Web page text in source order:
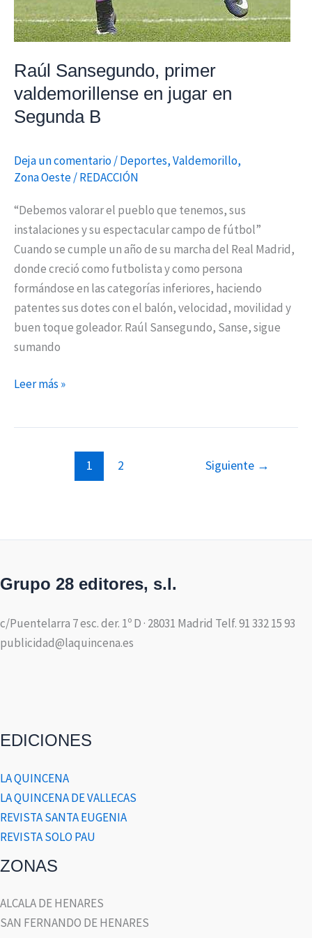
Raúl Sansegundo, primer
valdemorillense en jugar en
Segunda B
Deja un comentario/Deportes,Valdemorillo,
Zona Oeste/REDACCIÓN
“Debemos valorar el pueblo que tenemos, sus
instalaciones y su espectacular campo de fútbol”
Cuando se cumple un año de su marcha del Real Madrid,
donde creció como futbolista y como persona
formándose en las categorías inferiores, haciendo
patentes sus dotes con el balón, velocidad, movilidad y
buen toque goleador. Raúl Sansegundo, Sanse, sigue
sumando
Leer más »
1 2 Siguiente →
Grupo 28 editores, s.l.
c/Puentelarra 7 esc. der. 1º D · 28031 Madrid Telf. 91 332 15 93
publicidad@laquincena.es
EDICIONES
LA QUINCENA
LA QUINCENA DE VALLECAS
REVISTA SANTA EUGENIA
REVISTA SOLO PAU
ZONAS
ALCALA DE HENARES
SAN FERNANDO DE HENARES